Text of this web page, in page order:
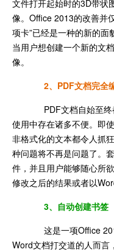
文件打开起始时的3D带状
像。Office 2013的改善并
项卡”已经是一种的新的面
当用户想创建一个新的文
像。
2、PDF文档完全
PDF文档自始至终
使用中存在诸多不便。即
非格式化的文本都令人抓
种问题将不再是问题了。
件，并且用户能够随心所
修改之后的结果或者以
3、 自动创建书签
这是一项Office
Word文档打交道的人而言